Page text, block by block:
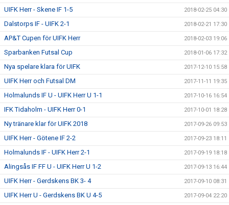
UIFK Herr - Skene IF 1-5 2018-02-25 04:30
Dalstorps IF - UIFK 2-1 2018-02-21 17:30
AP&T Cupen för UIFK Herr 2018-02-03 19:06
Sparbanken Futsal Cup 2018-01-06 17:32
Nya spelare klara för UIFK 2017-12-10 15:58
UIFK Herr och Futsal DM 2017-11-11 19:35
Holmalunds IF U - UIFK Herr U 1-1 2017-10-16 16:54
IFK Tidaholm - UIFK Herr 0-1 2017-10-01 18:28
Ny tränare klar för UIFK 2018 2017-09-26 09:53
UIFK Herr - Götene IF 2-2 2017-09-23 18:11
Holmalunds IF - UIFK Herr 2-1 2017-09-19 18:18
Alingsås IF FF U - UIFK Herr U 1-2 2017-09-13 16:44
UIFK Herr - Gerdskens BK 3- 4 2017-09-10 08:31
UIFK Herr U - Gerdskens BK U 4-5 2017-09-04 22:20